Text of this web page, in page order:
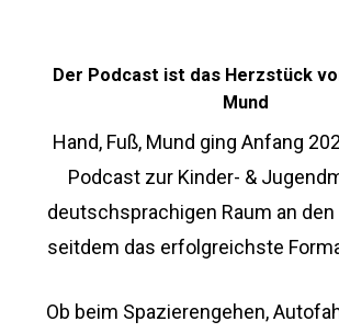
Der Podcast ist das Herzstück
Mund
Hand, Fuß, Mund ging Anfang
Podcast zur Kinder- &
deutschsprachigen Raum an
seitdem das erfolgreichste
Ob beim Spazierengehen,